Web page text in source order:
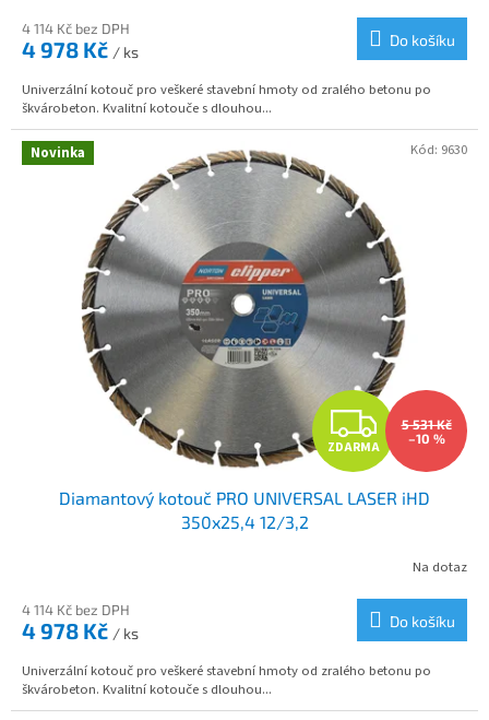
M
A
4 114 Kč bez DPH
4 978 Kč / ks
Do košíku
Univerzální kotouč pro veškeré stavební hmoty od zralého betonu po
škvárobeton. Kvalitní kotouče s dlouhou...
Novinka
Z
D
A
M
A
ZDARMA
5 531 Kč
–10 %
Diamantový kotouč PRO UNIVERSAL LASER iHD
350x25,4 12/3,2
Na dotaz
4 114 Kč bez DPH
4 978 Kč / ks
Do košíku
Univerzální kotouč pro veškeré stavební hmoty od zralého betonu po
škvárobeton. Kvalitní kotouče s dlouhou...
Kód: 9630